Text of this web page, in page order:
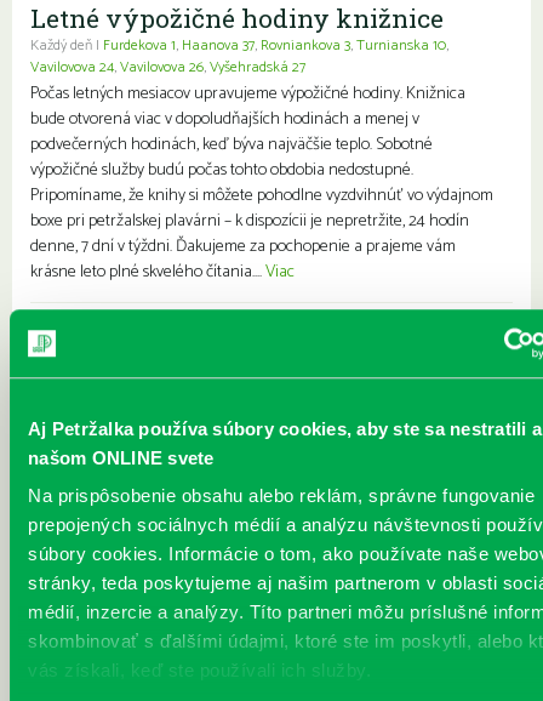
Aj Petržalka používa súbory cookies, aby ste sa nestratili
našom ONLINE svete
Na prispôsobenie obsahu alebo reklám, správne fungovanie
prepojených sociálnych médií a analýzu návštevnosti
súbory cookies. Informácie o tom, ako používate naše
stránky, teda poskytujeme aj našim partnerom v oblasti
médií, inzercie a analýzy. Títo partneri môžu príslušné
skombinovať s ďalšími údajmi, ktoré ste im poskytli, alebo
vás získali, keď ste používali ich služby.
Letné výpožičné hodiny knižnice
Každý deň | Furdekova 1, Haanova 37, Rovniankova 3,Turnianska 10,
Vavilovova 24,Vavilovova 26,Vyšehradská 27
Počas letných mesiacov upravujeme výpožičné hodiny. Knižnica
bude otvorená viac v dopoludňajších hodinách a menej v
podvečerných hodinách, keď býva najväčšie teplo. Sobotné
výpožičné služby budú počas tohto obdobia nedostupné.
Pripomíname, že knihy si môžete pohodlne vyzdvihnúť vo výdajnom
boxe pri petržalskej plavárni – k dispozícii je nepretržite, 24 hodín
denne, 7 dní v týždni. Ďakujeme za pochopenie a prajeme vám
krásne leto plné skvelého čítania....Viac
Leto v knižnici, knižné burzy aj
dotyk architektúry
Pre deti Pre dospelých Pre mládež Rodiny s deťmi Seniori
Leto je konečne tu a my sme pre vás namiešali pestrý letný program,
ktorý zaženie akúkoľvek nudu. Či už hľadáte zábavu pre deti, čítanie
na kúpalisko alebo trochu letnej kultúry u nás si prídete na svoje.
Naši detskí návštevníci sa môžu opäť tešiť na tradičný a obľúbený
projekt Prečítané leto, do ktorého sa naša knižnica s radosťou
zapája každý rok. PREČÍTANÉ LETO Počas prázdnin spoločne
prejdeme rôznymi témami, ktoré deťom predstavia pútavé knižné
príbehy. Na našich pobočkách bu...Viac